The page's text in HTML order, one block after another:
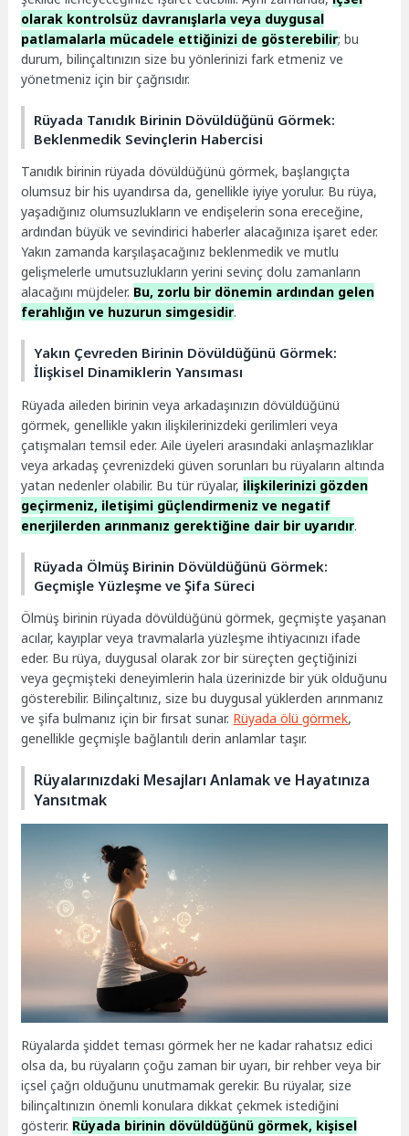
olarak kontrolsüz davranışlarla veya duygusal
patlamalarla mücadele ettiğinizi de gösterebilir; bu
durum, bilinçaltınızın size bu yönlerinizi fark etmeniz ve
yönetmeniz için bir çağrısıdır.
Rüyada Tanıdık Birinin Dövüldüğünü Görmek:
Beklenmedik Sevinçlerin Habercisi
Tanıdık birinin rüyada dövüldüğünü görmek, başlangıçta
olumsuz bir his uyandırsa da, genellikle iyiye yorulur. Bu rüya,
yaşadığınız olumsuzlukların ve endişelerin sona ereceğine,
ardından büyük ve sevindirici haberler alacağınıza işaret eder.
Yakın zamanda karşılaşacağınız beklenmedik ve mutlu
gelişmelerle umutsuzlukların yerini sevinç dolu zamanların
alacağını müjdeler. Bu, zorlu bir dönemin ardından gelen
ferahlığın ve huzurun simgesidir.
Yakın Çevreden Birinin Dövüldüğünü Görmek:
İlişkisel Dinamiklerin Yansıması
Rüyada aileden birinin veya arkadaşınızın dövüldüğünü
görmek, genellikle yakın ilişkilerinizdeki gerilimleri veya
çatışmaları temsil eder. Aile üyeleri arasındaki anlaşmazlıklar
veya arkadaş çevrenizdeki güven sorunları bu rüyaların altında
yatan nedenler olabilir. Bu tür rüyalar, ilişkilerinizi gözden
geçirmeniz, iletişimi güçlendirmeniz ve negatif
enerjilerden arınmanız gerektiğine dair bir uyarıdır.
Rüyada Ölmüş Birinin Dövüldüğünü Görmek:
Geçmişle Yüzleşme ve Şifa Süreci
Ölmüş birinin rüyada dövüldüğünü görmek, geçmişte yaşanan
acılar, kayıplar veya travmalarla yüzleşme ihtiyacınızı ifade
eder. Bu rüya, duygusal olarak zor bir süreçten geçtiğinizi
veya geçmişteki deneyimlerin hala üzerinizde bir yük olduğunu
gösterebilir. Bilinçaltınız, size bu duygusal yüklerden arınmanız
ve şifa bulmanız için bir fırsat sunar. Rüyada ölü görmek,
genellikle geçmişle bağlantılı derin anlamlar taşır.
Rüyalarınızdaki Mesajları Anlamak ve Hayatınıza
Yansıtmak
Rüyalarda şiddet teması görmek her ne kadar rahatsız edici
olsa da, bu rüyaların çoğu zaman bir uyarı, bir rehber veya bir
içsel çağrı olduğunu unutmamak gerekir. Bu rüyalar, size
bilinçaltınızın önemli konulara dikkat çekmek istediğini
gösterir. Rüyada birinin dövüldüğünü görmek, kişisel